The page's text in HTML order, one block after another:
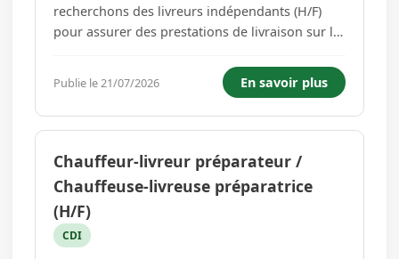
recherchons des livreurs indépendants (H/F)
pour assurer des prestations de livraison sur le
commandes / colis sur la zone attribuée.
Respect des délais, des itinéraires...
Publie le 21/07/2026 En savoir plus
Chauffeur-livreur préparateur /
Chauffeuse-livreuse préparatrice
(H/F)
CDI